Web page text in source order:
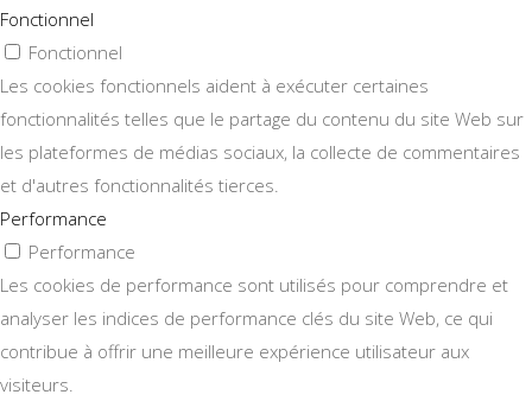
Fonctionnel
Fonctionnel
Les cookies fonctionnels aident à exécuter certaines
fonctionnalités telles que le partage du contenu du site Web sur
les plateformes de médias sociaux, la collecte de commentaires
et d'autres fonctionnalités tierces.
Performance
Performance
Les cookies de performance sont utilisés pour comprendre et
analyser les indices de performance clés du site Web, ce qui
contribue à offrir une meilleure expérience utilisateur aux
visiteurs.